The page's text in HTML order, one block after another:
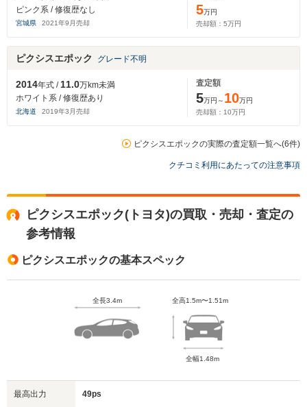
ピンク系 / 修復歴なし
宮城県 2021年9 月売却
5万円
売却額： 5万円
ピクシスエポック グレード不明
2014年式 /11.0万km未満
ホワイト系 / 修復歴あり
北海道 2019年3 月売却
査定額
5万円～ 10万円
売却額： 10万円
ピクシスエポックの実際の査定額一覧へ(6件)
クチコミ利用にあたっての注意事項
ピクシスエポック(トヨタ)の買取・売却・査定の
参考情報
ピクシスエポックの基本スペック
全長3.4m 全高1.5m〜1.51m
全幅1.48m
最高出力 49ps